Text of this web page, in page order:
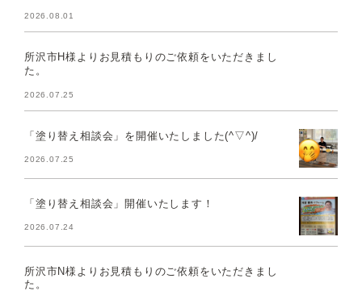
2026.08.01
所沢市H様よりお見積もりのご依頼をいただきまし
た。
2026.07.25
「塗り替え相談会」を開催いたしました(^▽^)/
2026.07.25
「塗り替え相談会」開催いたします！
2026.07.24
所沢市N様よりお見積もりのご依頼をいただきまし
た。